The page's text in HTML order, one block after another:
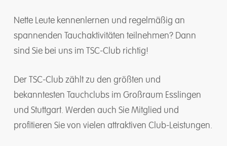
Nette Leute kennenlernen und regelmäßig an
spannenden Tauchaktivitäten teilnehmen? Dann
sind Sie bei uns im TSC-Club richtig!
Der TSC-Club zählt zu den größten und
bekanntesten Tauchclubs im Großraum Esslingen
und Stuttgart. Werden auch Sie Mitglied und
profitieren Sie von vielen attraktiven Club-Leistungen.